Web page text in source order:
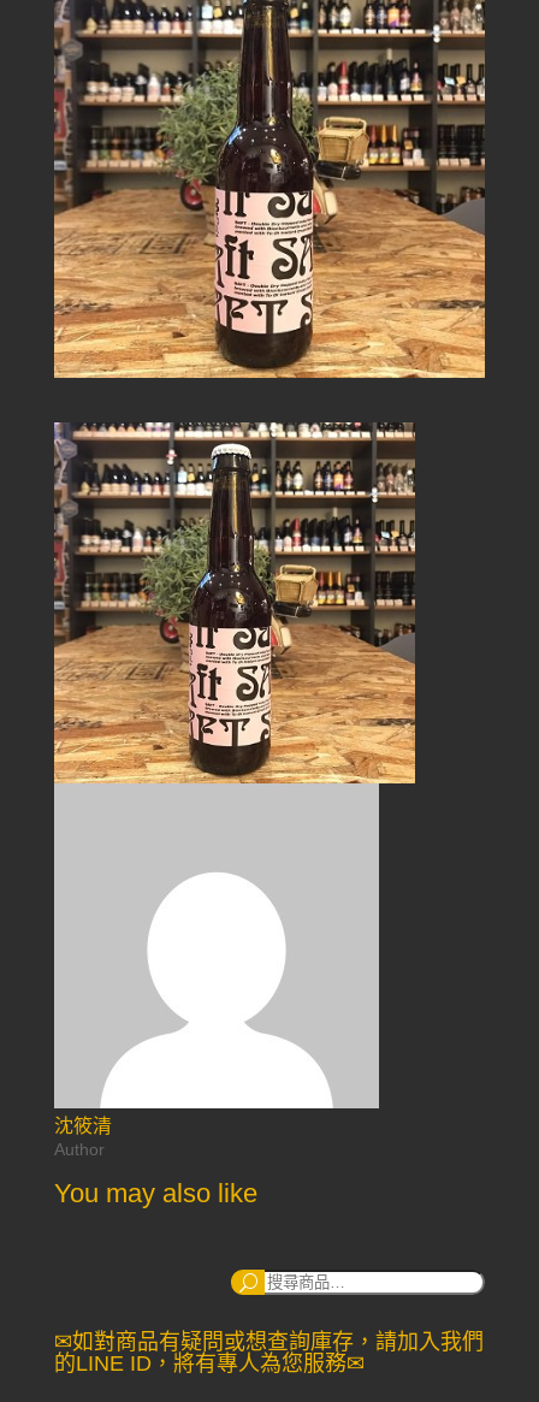
沈筱清
Author
You may also like
搜
✉如對商品有疑問或想查詢庫存，請加入我們
的LINE ID，將有專人為您服務✉